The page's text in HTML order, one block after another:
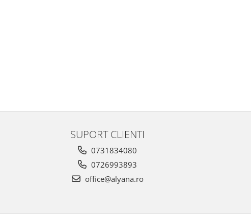
SUPORT CLIENTI
0731834080
0726993893
office@alyana.ro